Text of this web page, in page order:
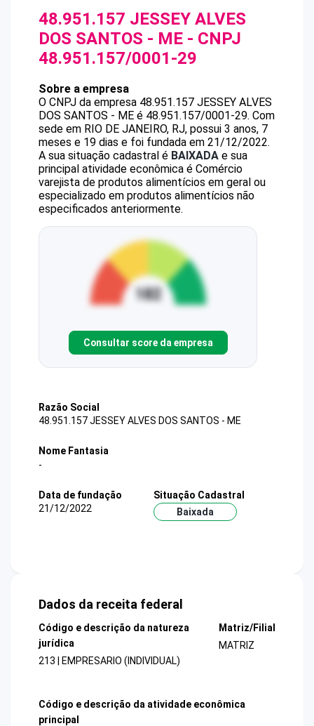
48.951.157 JESSEY ALVES
DOS SANTOS - ME - CNPJ
48.951.157/0001-29
Sobre a empresa
O CNPJ da empresa 48.951.157 JESSEY ALVES
DOS SANTOS - ME é 48.951.157/0001-29. Com
sede em RIO DE JANEIRO, RJ, possui 3 anos, 7
meses e 19 dias e foi fundada em 21/12/2022.
A sua situação cadastral é BAIXADA e sua
principal atividade econômica é Comércio
varejista de produtos alimentícios em geral ou
especializado em produtos alimentícios não
especificados anteriormente.
Consultar score da empresa
Razão Social
48.951.157 JESSEY ALVES DOS SANTOS - ME
Nome Fantasia
-
Data de fundação
21/12/2022
Situação Cadastral
Baixada
Dados da receita federal
Código e descrição da natureza
jurídica
213 | EMPRESARIO (INDIVIDUAL)
Matriz/Filial
MATRIZ
Código e descrição da atividade econômica
principal